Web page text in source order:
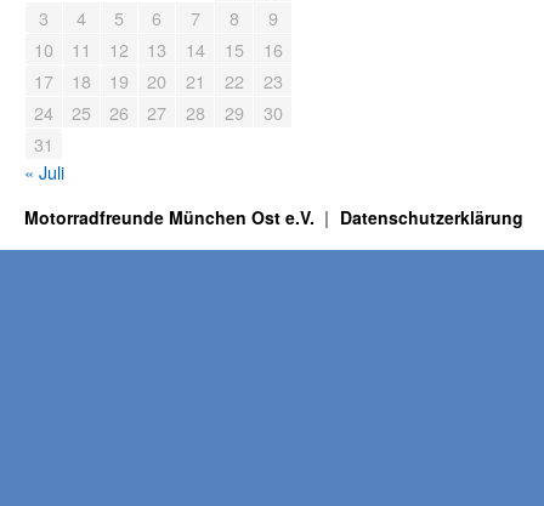
3
4 5 6 7 8
9
10
11 12 13 14 15
16
17
18 19 20 21 22
23
24
25 26 27 28 29
30
31
« Juli
Motorradfreunde München Ost e.V. Datenschutzerklärung